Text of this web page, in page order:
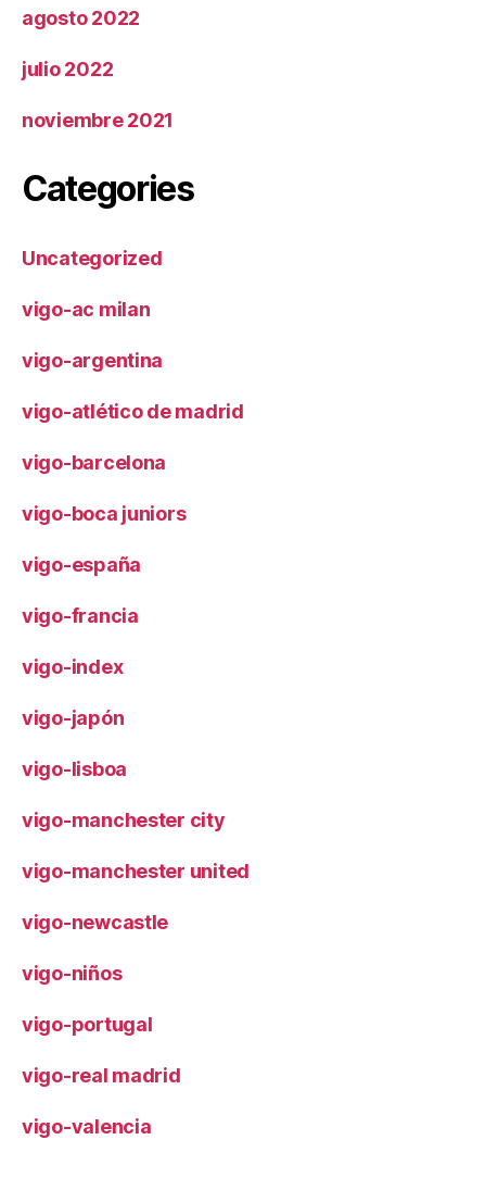
agosto 2022
julio 2022
noviembre 2021
Categories
Uncategorized
vigo-ac milan
vigo-argentina
vigo-atlético de madrid
vigo-barcelona
vigo-boca juniors
vigo-españa
vigo-francia
vigo-index
vigo-japón
vigo-lisboa
vigo-manchester city
vigo-manchester united
vigo-newcastle
vigo-niños
vigo-portugal
vigo-real madrid
vigo-valencia